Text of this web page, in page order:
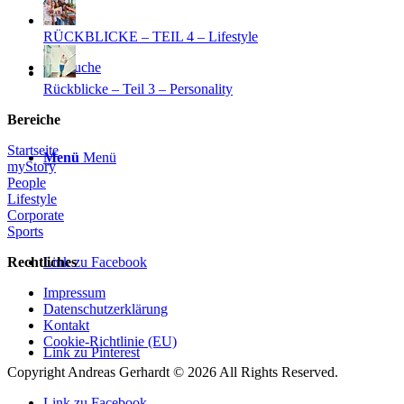
Suche
Menü Menü
Link zu Facebook
Link zu Pinterest
RÜCKBLICKE – TEIL 4 – Lifestyle
Rückblicke – Teil 3 – Personality
Bereiche
Startseite
myStory
People
Lifestyle
Corporate
Sports
Rechtliches
Impressum
Datenschutzerklärung
Kontakt
Cookie-Richtlinie (EU)
Copyright Andreas Gerhardt © 2026 All Rights Reserved.